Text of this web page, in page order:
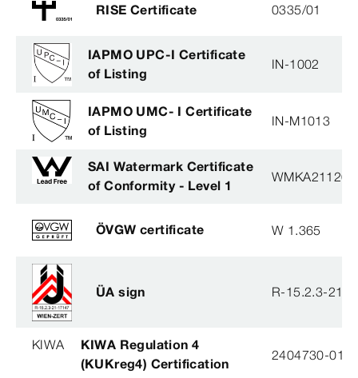
RISE Certificate 0335/01
IAPMO UPC-I Certificate
of Listing
IN-1002
IAPMO UMC- I Certificate
of Listing
IN-M1013
SAI Watermark Certificate
of Conformity - Level 1
WMKA21120
ÖVGW certificate W 1.365
ÜA sign R-15.2.3-21-
KIWA
KIWA Regulation 4
(KUKreg4) Certification
2404730-01